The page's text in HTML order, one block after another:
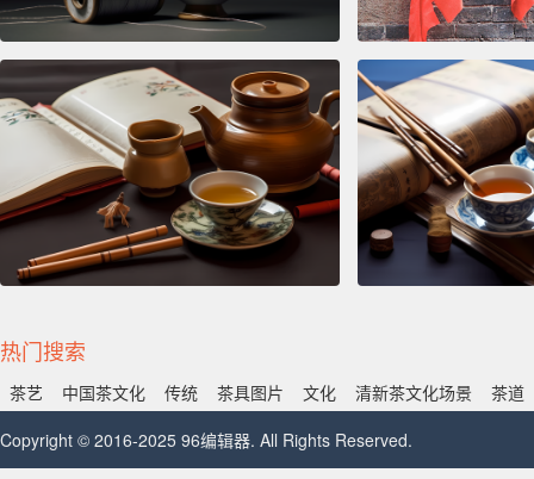
热门搜索
茶艺 中国茶文化 传统 茶具图片 文化 清新茶文化场景
茶道
Copyright © 2016-2025 96编辑器. All Rights Reserved.